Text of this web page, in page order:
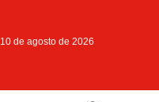
10 de agosto de 2026